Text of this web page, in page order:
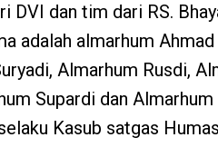
DVI dan tim dari RS.
adalah almarhum
Almarhum Rusdi,
Supardi dan
Kasub satgas